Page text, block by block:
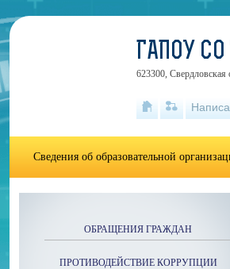
ОБРАЩЕНИЯ ГРАЖДАН
ПРОТИВОДЕЙСТВИЕ КОРРУПЦИИ
ГАПОУ
623300, Свердловская
Сведения об образовательной